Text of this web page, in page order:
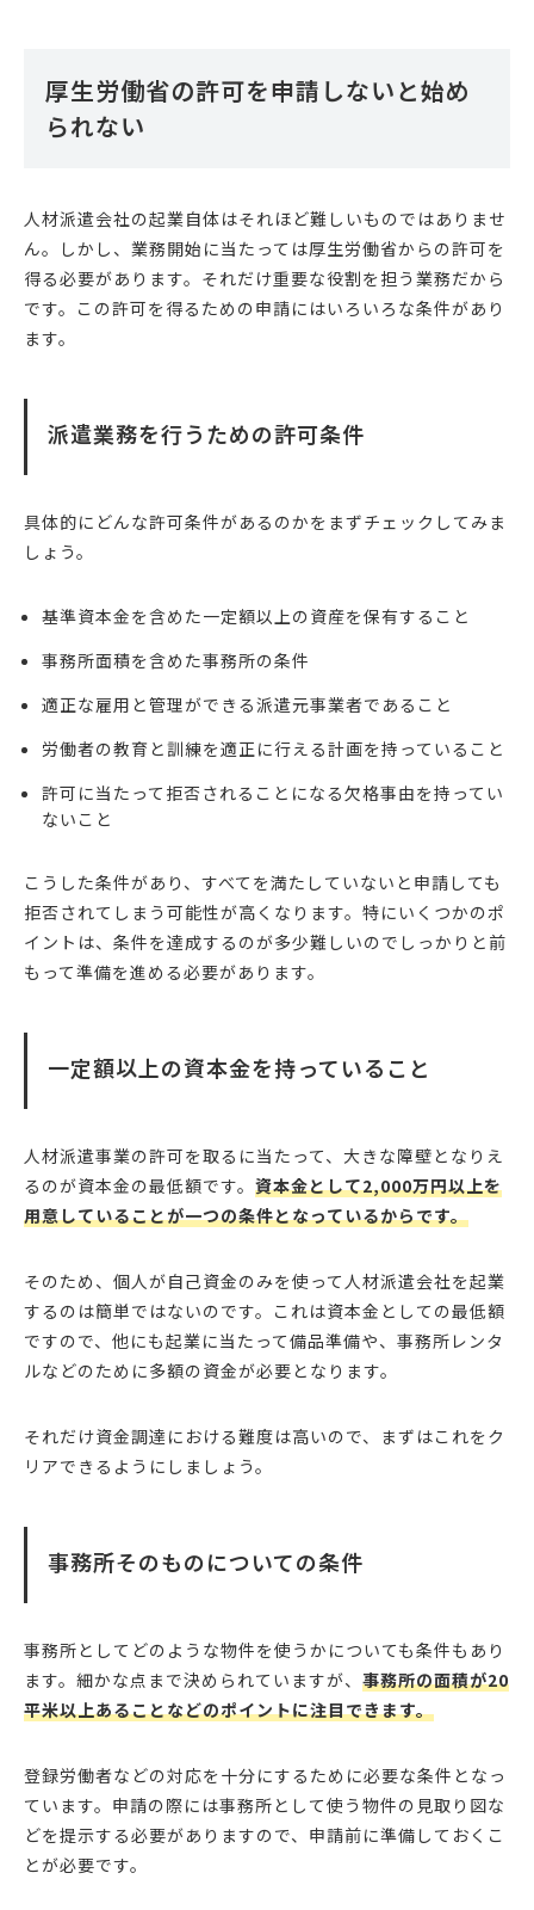
厚生労働省の許可を申請しないと始め
られない
人材派遣会社の起業自体はそれほど難しいものではありませ
ん。しかし、業務開始に当たっては厚生労働省からの許可を
得る必要があります。それだけ重要な役割を担う業務だから
です。この許可を得るための申請にはいろいろな条件があり
ます。
派遣業務を行うための許可条件
具体的にどんな許可条件があるのかをまずチェックしてみま
しょう。
基準資本金を含めた一定額以上の資産を保有すること
事務所面積を含めた事務所の条件
適正な雇用と管理ができる派遣元事業者であること
労働者の教育と訓練を適正に行える計画を持っていること
許可に当たって拒否されることになる欠格事由を持ってい
ないこと
こうした条件があり、すべてを満たしていないと申請しても
拒否されてしまう可能性が高くなります。特にいくつかのポ
イントは、条件を達成するのが多少難しいのでしっかりと前
もって準備を進める必要があります。
一定額以上の資本金を持っていること
人材派遣事業の許可を取るに当たって、大きな障壁となりえ
るのが資本金の最低額です。 資本金として2,000万円以上を
用意していることが一つの条件となっているからです。
そのため、個人が自己資金のみを使って人材派遣会社を起業
するのは簡単ではないのです。これは資本金としての最低額
ですので、他にも起業に当たって備品準備や、事務所レンタ
ルなどのために多額の資金が必要となります。
それだけ資金調達における難度は高いので、まずはこれをク
リアできるようにしましょう。
事務所そのものについての条件
事務所としてどのような物件を使うかについても条件もあり
ます。細かな点まで決められていますが、 事務所の面積が20
平米以上あることなどのポイントに注目できます。
登録労働者などの対応を十分にするために必要な条件となっ
ています。申請の際には事務所として使う物件の見取り図な
どを提示する必要がありますので、申請前に準備しておくこ
とが必要です。